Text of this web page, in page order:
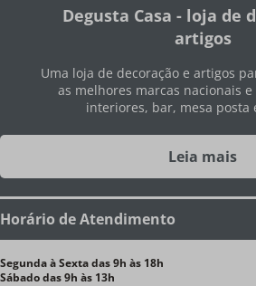
Degusta Casa - loja de
artigos
Uma loja de decoração e artigos
as melhores marcas nacionais
interiores, bar, mesa posta
Leia mais
Horário de Atendimento
Segunda à Sexta das 9h às 18h
Sábado das 9h às 13h